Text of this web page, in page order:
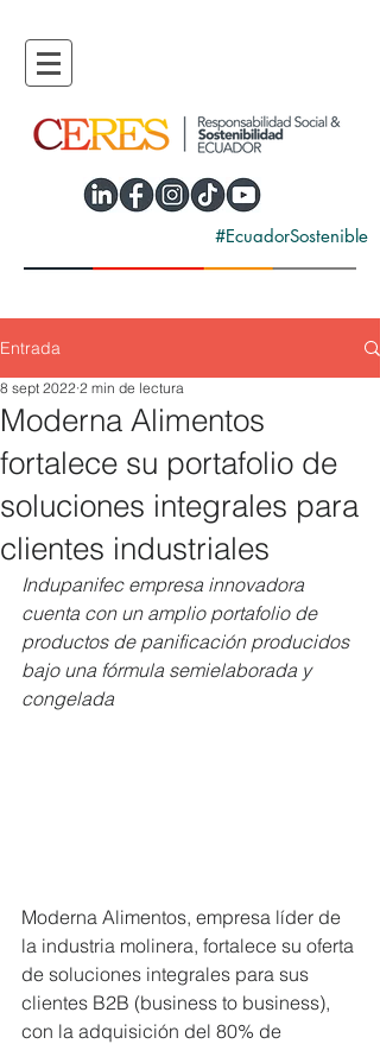
#EcuadorSostenible
Entrada
Moderna Alimentos
fortalece su portafolio de
soluciones integrales para
clientes industriales
8 sept 2022 2 min de lectura
Indupanifec empresa innovadora
cuenta con un amplio portafolio de
productos de panificación producidos
bajo una fórmula semielaborada y
congelada
Moderna Alimentos, empresa líder de
la industria molinera, fortalece su oferta
de soluciones integrales para sus
clientes B2B (business to business),
con la adquisición del 80% de